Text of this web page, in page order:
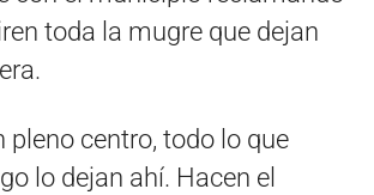
toda la mugre que dejan
pleno centro, todo lo que
lo dejan ahí. Hacen el